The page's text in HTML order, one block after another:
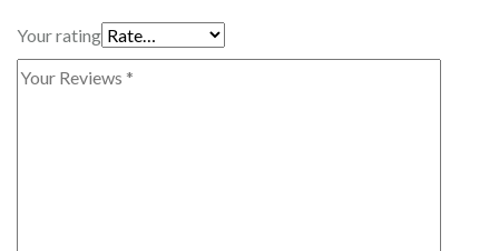
Your rating